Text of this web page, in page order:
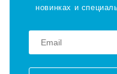
новинках и